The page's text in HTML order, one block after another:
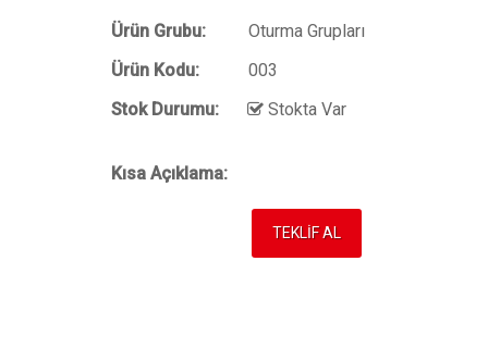
Ürün Grubu:
Oturma Grupları
Ürün Kodu:
003
Stok Durumu:
Stokta Var
Kısa Açıklama:
TEKLİF AL